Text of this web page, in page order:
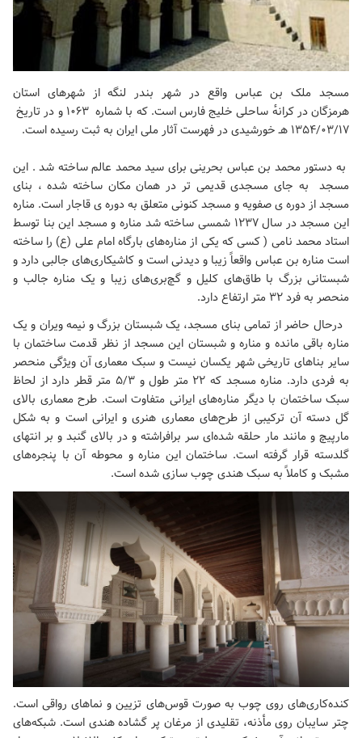
مسجد ملک بن عباس واقع در شهر بندر لنگه از شهرهای استان
هرمزگان در کرانهٔ ساحلی خلیج فارس است. که با شماره ۱۰۶۳ و در تاریخ
۱۳۵۴/۰۳/۱۷ هـ خورشیدی در فهرست آثار ملی ایران به ثبت رسیده است.
به دستور محمد بن عباس بحرینی برای سید محمد عالم ساخته شد . این
مسجد به جای مسجدی قدیمی تر در همان مکان ساخته شده ، بنای
مسجد از دوره ی صفویه و مسجد کنونی متعلق به دوره ی قاجار است. مناره
این مسجد در سال ۱۲۳۷ شمسی ساخته شد مناره و مسجد این بنا توسط
استاد محمد نامی ( کسی که یکی از مناره‌های بارگاه امام علی (ع) را ساخته
است مناره بن عباس واقعاً زیبا و دیدنی است و کاشیکاری‌های جالبی دارد و
شبستانی بزرگ با طاق‌های کلیل و گچ‌بری‌های زیبا و یک مناره جالب و
منحصر به فرد ۳۲ متر ارتفاع دارد.
درحال حاضر از تمامی بنای مسجد، یک شبستان بزرگ و نیمه ویران و یک
مناره باقی مانده و مناره و شبستان این مسجد از نظر قدمت ساختمان با
سایر بناهای تاریخی شهر یکسان نیست و سبک معماری آن ویژگی منحصر
به فردی دارد. مناره مسجد که ۲۲ متر طول و ۵/۳ متر قطر دارد از لحاظ
سبک ساختمان با دیگر مناره‌های ایرانی متفاوت است. طرح معماری بالای
گل دسته آن ترکیبی از طرح‌های معماری هنری و ایرانی است و به شکل
مارپیچ و مانند مار حلقه شده‌ای سر برافراشته و در بالای گنبد و بر انتهای
گلدسته قرار گرفته است. ساختمان این مناره و محوطه آن با پنجره‌های
مشبک و کاملاً به سبک هندی چوب سازی شده است.
کنده‌کاری‌های روی چوب به صورت قوس‌های تزیین و نماهای رواقی است.
چتر سایبان روی مأذنه، تقلیدی از مرغان پر گشاده هندی است. شبکه‌های